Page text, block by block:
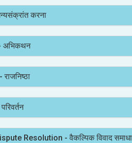
करना
अभिकथन
Resolution - वैकल्पिक विवाद